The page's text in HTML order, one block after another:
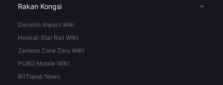
Rakan Kongsi
Genshin Impact Wiki
Honkai: Star Rail WIKI
Zenless Zone Zero WIKI
PUBG Mobile WIKI
BitTopup News